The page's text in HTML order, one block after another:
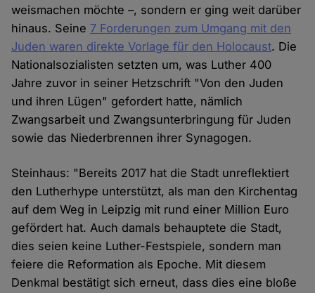
weismachen möchte –, sondern er ging weit darüber
hinaus. Seine 7 Forderungen zum Umgang mit den
Juden waren direkte Vorlage für den Holocaust. Die
Nationalsozialisten setzten um, was Luther 400
Jahre zuvor in seiner Hetzschrift "Von den Juden
und ihren Lügen" gefordert hatte, nämlich
Zwangsarbeit und Zwangsunterbringung für Juden
sowie das Niederbrennen ihrer Synagogen.
Steinhaus: "Bereits 2017 hat die Stadt unreflektiert
den Lutherhype unterstützt, als man den Kirchentag
auf dem Weg in Leipzig mit rund einer Million Euro
gefördert hat. Auch damals behauptete die Stadt,
dies seien keine Luther-Festspiele, sondern man
feiere die Reformation als Epoche. Mit diesem
Denkmal bestätigt sich erneut, dass dies eine bloße